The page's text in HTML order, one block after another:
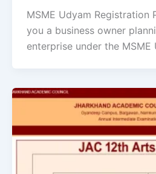
MSME Udyam Registration
you a business owner
enterprise under the